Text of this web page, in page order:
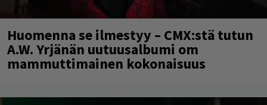
Huomenna se ilmestyy – CMX:stä tutun
A.W. Yrjänän uutuusalbumi om
mammuttimainen kokonaisuus